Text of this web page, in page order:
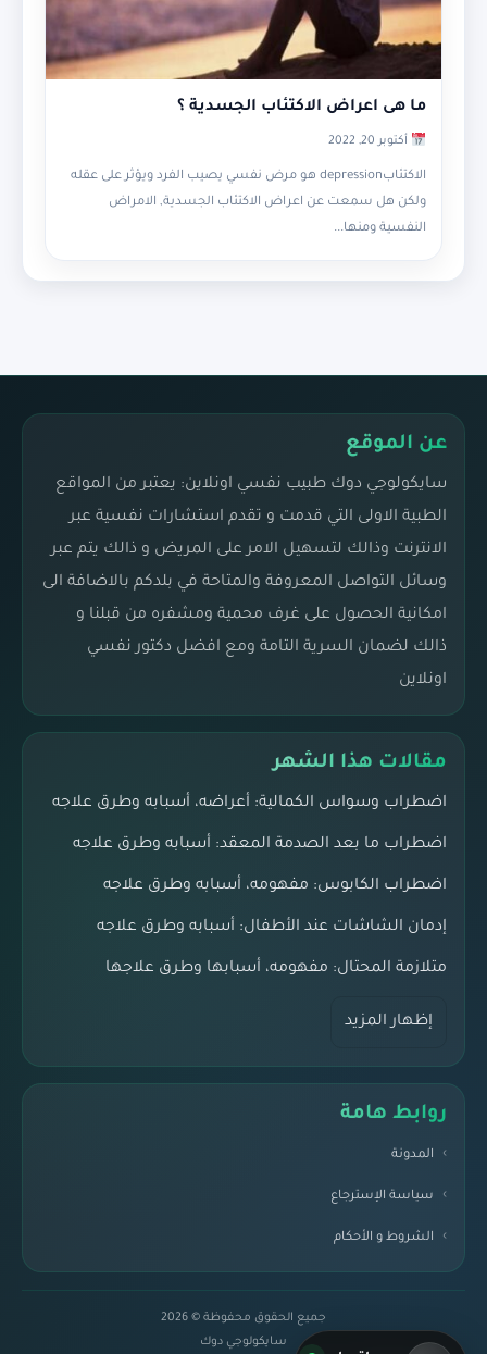
ما هى اعراض الاكتئاب الجسدية ؟
أكتوبر 20, 2022
الاكتئابdepression هو مرض نفسي يصيب الفرد ويؤثر على عقله
ولكن هل سمعت عن اعراض الاكتئاب الجسدية, الامراض
النفسية ومنها...
عن الموقع
سايكولوجي دوك طبيب نفسي اونلاين: يعتبر من المواقع
الطبية الاولى التي قدمت و تقدم استشارات نفسية عبر
الانترنت وذالك لتسهيل الامر على المريض و ذالك يتم عبر
وسائل التواصل المعروفة والمتاحة في بلدكم بالاضافة الى
امكانية الحصول على غرف محمية ومشفره من قبلنا و
ذالك لضمان السرية التامة ومع افضل دكتور نفسي
اونلاين
مقالات هذا الشهر
اضطراب وسواس الكمالية: أعراضه، أسبابه وطرق علاجه
اضطراب ما بعد الصدمة المعقد: أسبابه وطرق علاجه
اضطراب الكابوس: مفهومه، أسبابه وطرق علاجه
إدمان الشاشات عند الأطفال: أسبابه وطرق علاجه
متلازمة المحتال: مفهومه، أسبابها وطرق علاجها
إظهار المزيد
روابط هامة
المدونة
سياسة الإسترجاع
الشروط و الأحكام
جميع الحقوق محفوظة © 2026
سايكولوجي دوك